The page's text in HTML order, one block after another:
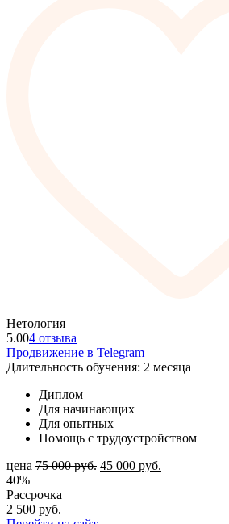
Нетология
5.004 отзыва
Продвижение в Telegram
Длительность обучения: 2 месяца
Диплом
Для начинающих
Для опытных
Помощь с трудоустройством
цена 75 000руб. 45 000 руб.
40%
Рассрочка
2 500 руб.